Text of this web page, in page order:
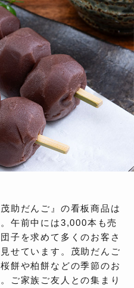
助だんご』の看板商品は
午前中には3,000本も売
子を求めて多くのお客さ
せています。茂助だんご
餅や柏餅などの季節のお
ご家族ご友人との集まり